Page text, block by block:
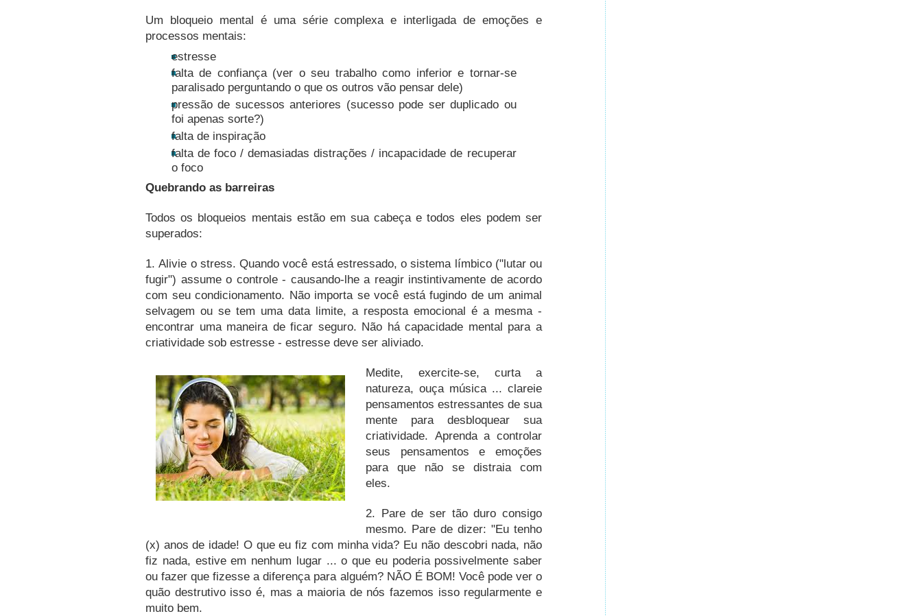
Um bloqueio mental é uma série complexa e interligada de emoções e
processos mentais:
estresse
falta de confiança (ver o seu trabalho como inferior e tornar-se
paralisado perguntando o que os outros vão pensar dele)
pressão de sucessos anteriores (sucesso pode ser duplicado ou
foi apenas sorte?)
falta de inspiração
falta de foco / demasiadas distrações / incapacidade de recuperar
o foco
Quebrando as barreiras
Todos os bloqueios mentais estão em sua cabeça e todos eles podem ser
superados:
1.Alivie o stress. Quando você está estressado, o sistema límbico ("lutar ou
fugir") assume o controle - causando-lhe a reagir instintivamente de acordo
com seu condicionamento. Não importa se você está fugindo de um animal
selvagem ou se tem uma data limite, a resposta emocional é a mesma -
encontrar uma maneira de ficar seguro. Não há capacidade mental para a
criatividade sob estresse - estresse deve ser aliviado.
Medite, exercite-se, curta a
natureza, ouça música ... clareie
pensamentos estressantes de sua
mente para desbloquear sua
criatividade. Aprenda a controlar
seus pensamentos e emoções
para que não se distraia com
eles.
2. Pare de ser tão duro consigo
mesmo. Pare de dizer: "Eu tenho
(x) anos de idade! O que eu fiz com minha vida? Eu não descobri nada, não
fiz nada, estive em nenhum lugar ... o que eu poderia possivelmente saber
ou fazer que fizesse a diferença para alguém? NÃO É BOM! Você pode ver o
quão destrutivo isso é, mas a maioria de nós fazemos isso regularmente e
muito bem.